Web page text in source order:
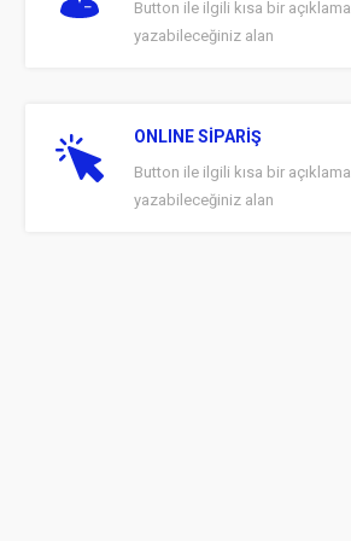
Button ile ilgili kısa bir açıklama
yazabileceğiniz alan
ONLINE SİPARİŞ
Button ile ilgili kısa bir açıklama
yazabileceğiniz alan